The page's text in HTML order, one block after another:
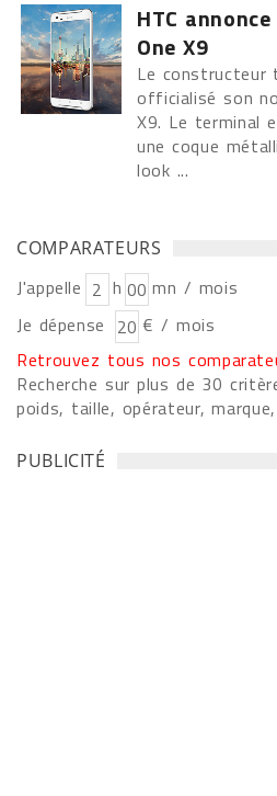
HTC
One X9
Le constructeur
officialisé son
X9. Le terminal
une coque
look ...
COMPARATEURS
J'appelle h
mn / mois
Je dépense
€ / mois
Retrouvez tous nos
Recherche sur plus de 30
poids, taille, opérateur,
PUBLICITÉ